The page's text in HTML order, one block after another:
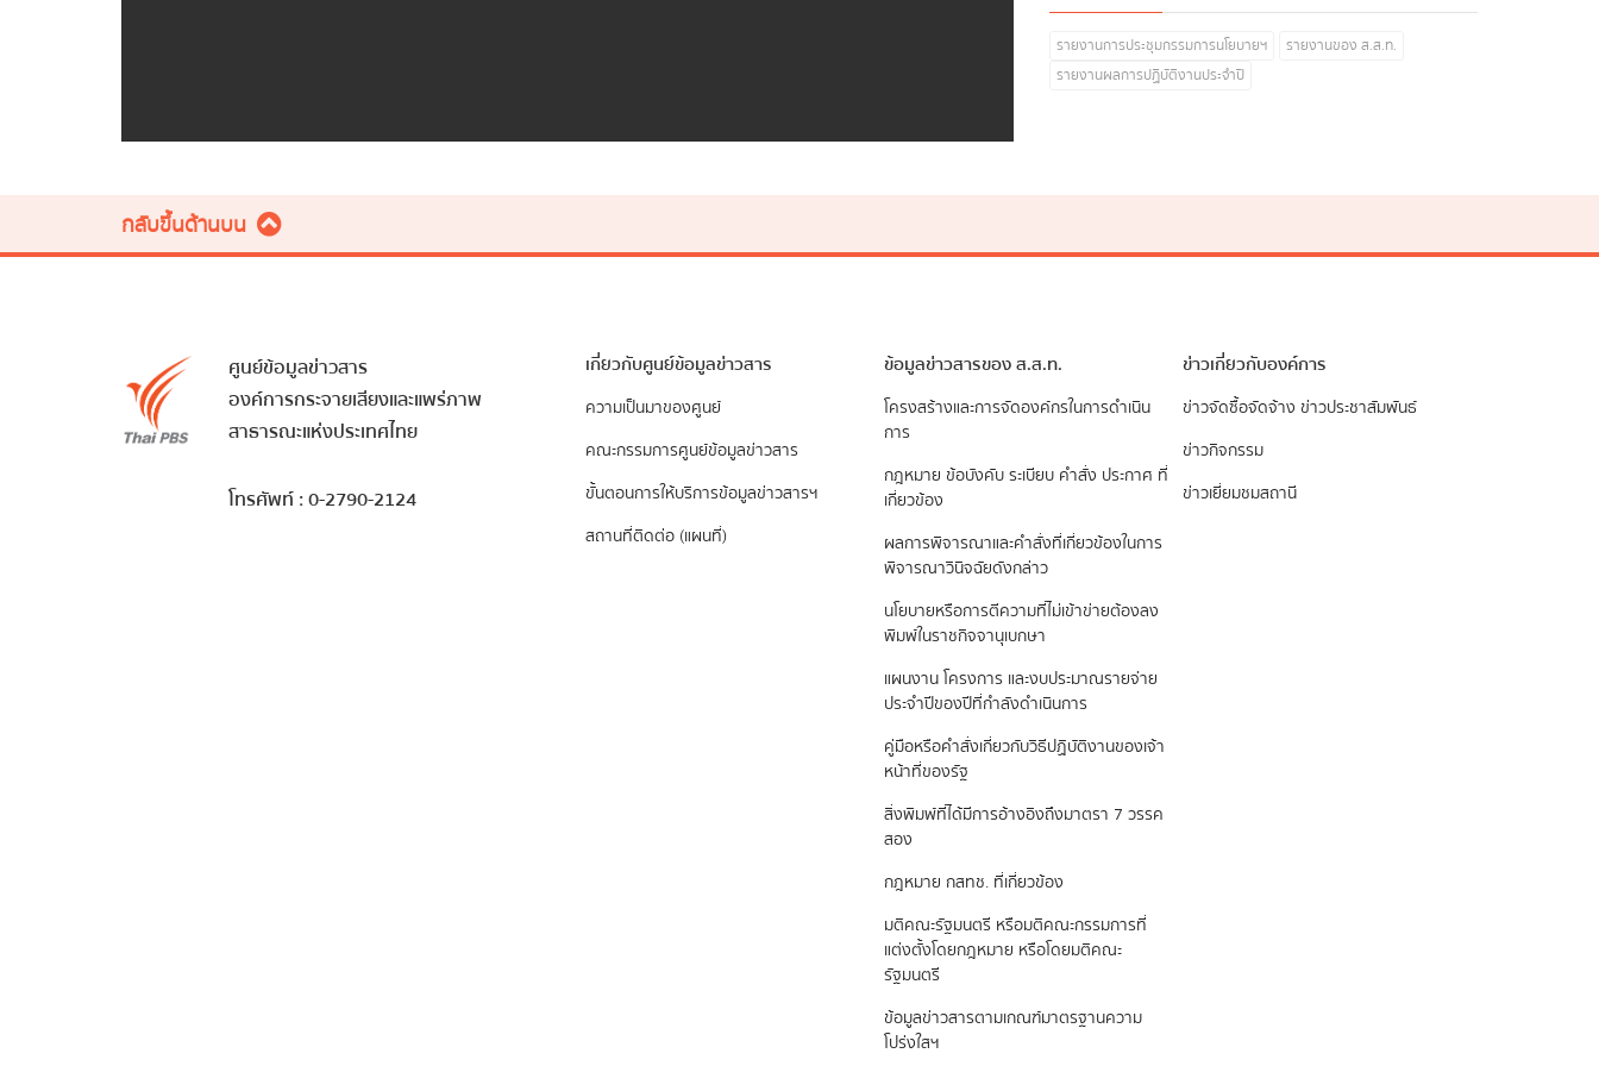
รายงานการประชุมกรรมการนโยบายฯ
รายงานของ ส.ส.ท.
รายงานผลการปฏิบัติงานประจำปี
กลับขึ้นด้านบน
ศูนย์ข้อมูลข่าวสาร
องค์การกระจายเสียงและแพร่ภาพ
สาธารณะแห่งประเทศไทย
โทรศัพท์ : 0-2790-2124
เกี่ยวกับศูนย์ข้อมูลข่าวสาร
ความเป็นมาของศูนย์
คณะกรรมการศูนย์ข้อมูลข่าวสาร
ขั้นตอนการให้บริการข้อมูลข่าวสารฯ
สถานที่ติดต่อ (แผนที่)
ข้อมูลข่าวสารของ ส.ส.ท.
​โครงสร้างและการจัดองค์กรในการดำเนิน
การ
กฎหมาย ข้อบังคับ ระเบียบ คำสั่ง ประกาศ ที่
เกี่ยวข้อง
ผลการพิจารณาและคำสั่งที่เกี่ยวข้องในการ
พิจารณาวินิจฉัยดังกล่าว
นโยบายหรือการตีความที่ไม่เข้าข่ายต้องลง
พิมพ์ในราชกิจจานุเบกษา
แผนงาน โครงการ และงบประมาณรายจ่าย
ประจำปีของปีที่กำลังดำเนินการ
คู่มือหรือคำสั่งเกี่ยวกับวิธีปฏิบัติงานของเจ้า
หน้าที่ของรัฐ
สิ่งพิมพ์ที่ได้มีการอ้างอิงถึงมาตรา 7 วรรค
สอง
กฎหมาย กสทช. ที่เกี่ยวข้อง
มติคณะรัฐมนตรี หรือมติคณะกรรมการที่
แต่งตั้งโดยกฎหมาย หรือโดยมติคณะ
รัฐมนตรี
ข้อมูลข่าวสารตามเกณฑ์มาตรฐานความ
โปร่งใสฯ
ข่าวเกี่ยวกับองค์การ
ข่าวจัดซื้อจัดจ้าง ข่าวประชาสัมพันธ์
ข่าวกิจกรรม
ข่าวเยี่ยมชมสถานี